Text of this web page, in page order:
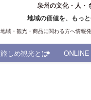
旅しめ観光とは ONLINE
泉州の文化・人・
地域の価値を、もっと
地域・観光・商品に関わる方へ情報